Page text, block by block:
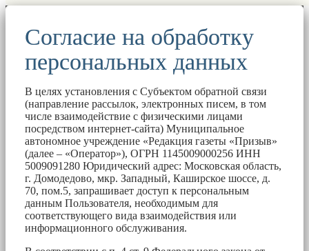
Согласие на обработку
персональных данных
В целях установления с Субъектом обратной связи
(направление рассылок, электронных писем, в том
числе взаимодействие с физическими лицами
посредством интернет-сайта) Муниципальное
автономное учреждение «Редакция газеты «Призыв»
(далее – «Оператор»), ОГРН 1145009000256 ИНН
5009091280 Юридический адрес: Московская область,
г. Домодедово, мкр. Западный, Каширское шоссе, д.
70, пом.5, запрашивает доступ к персональным
данным Пользователя, необходимым для
соответствующего вида взаимодействия или
информационного обслуживания.